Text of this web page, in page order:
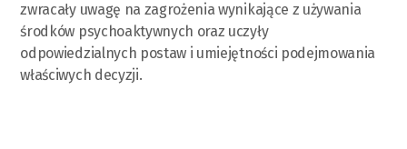
zwracały uwagę na zagrożenia wynikające z używania
środków psychoaktywnych oraz uczyły
odpowiedzialnych postaw i umiejętności podejmowania
właściwych decyzji.